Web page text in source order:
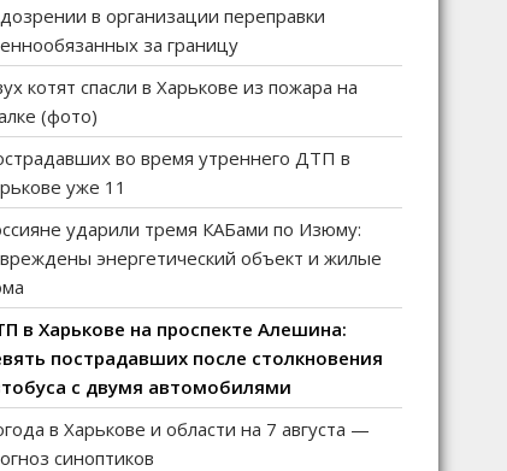
в организации переправки
за границу
котят спасли в Харькове из пожара на
(фото)
во время утреннего ДТП в
уже 11
ударили тремя КАБами по Изюму:
энергетический объект и жилые
в Харькове на проспекте Алешина:
пострадавших после столкновения
с двумя автомобилями
в Харькове и области на 7 августа —
синоптиков